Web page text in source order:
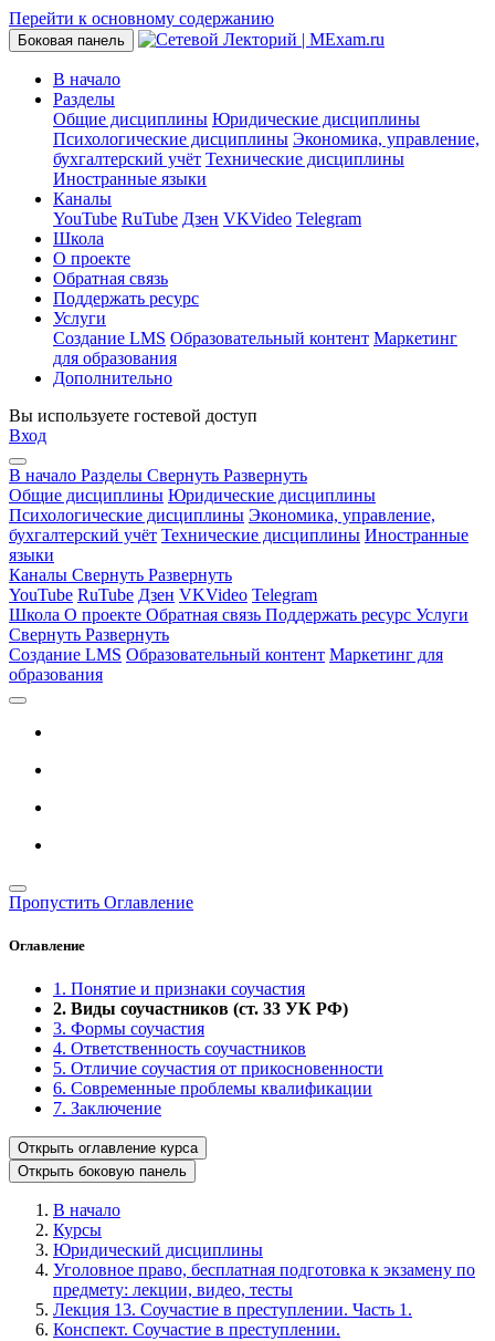
Перейти к основному содержанию
Боковая панель
В начало
Разделы
Общие дисциплины Юридические дисциплины
Психологические дисциплины Экономика, управление,
бухгалтерский учёт Технические дисциплины
Иностранные языки
Каналы
YouTube RuTube Дзен VKVideo Telegram
Школа
О проекте
Обратная связь
Поддержать ресурс
Услуги
Создание LMS Образовательный контент Маркетинг
для образования
Дополнительно
Вы используете гостевой доступ
Вход
В начало Разделы Свернуть Развернуть
Общие дисциплины Юридические дисциплины
Психологические дисциплины Экономика, управление,
бухгалтерский учёт Технические дисциплины Иностранные
языки
Каналы Свернуть Развернуть
YouTube RuTube Дзен VKVideo Telegram
Школа О проекте Обратная связь Поддержать ресурс Услуги
Свернуть Развернуть
Создание LMS Образовательный контент Маркетинг для
образования
Пропустить Оглавление
Оглавление
1. Понятие и признаки соучастия
2. Виды соучастников (ст. 33 УК РФ)
3. Формы соучастия
4. Ответственность соучастников
5. Отличие соучастия от прикосновенности
6. Современные проблемы квалификации
7. Заключение
Открыть оглавление курса
Открыть боковую панель
В начало
Курсы
Юридический дисциплины
Уголовное право, бесплатная подготовка к экзамену по
предмету: лекции, видео, тесты
Лекция 13. Соучастие в преступлении. Часть 1.
Конспект. Соучастие в преступлении.